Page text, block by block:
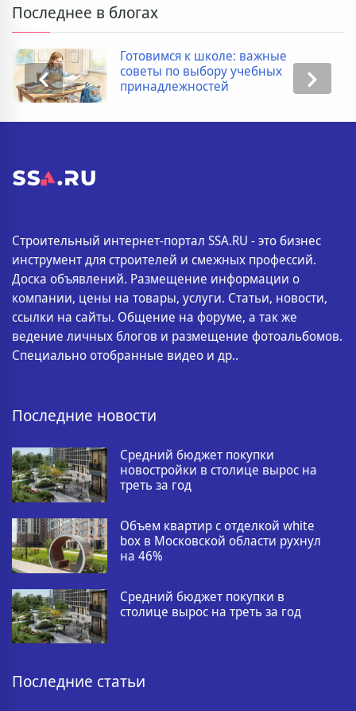
Последнее в блогах
Готовимся к школе: важные
советы по выбору учебных
принадлежностей
Строительный интернет-портал SSA.RU - это бизнес
инструмент для строителей и смежных профессий.
Доска объявлений. Размещение информации о
компании, цены на товары, услуги. Статьи, новости,
ссылки на сайты. Общение на форуме, а так же
ведение личных блогов и размещение фотоальбомов.
Специально отобранные видео и др..
Последние новости
Средний бюджет покупки
новостройки в столице вырос на
треть за год
Объем квартир с отделкой white
box в Московской области рухнул
на 46%
Средний бюджет покупки в
столице вырос на треть за год
Последние статьи